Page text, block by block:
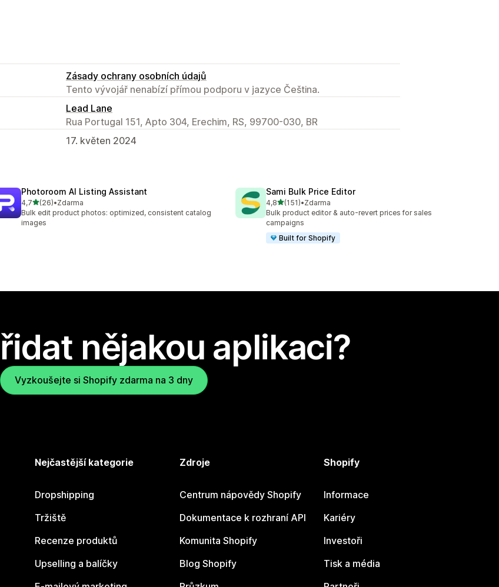
Zásady ochrany osobních údajů
Tento vývojář nenabízí přímou podporu v jazyce Čeština.
Lead Lane
Rua Portugal 151, Apto 304, Erechim, RS, 99700-030, BR
17. květen 2024
Photoroom AI Listing Assistant
4,7z 5 hvězd
(26)
Celkový počet recenzí: 26
•Zdarma
Bulk edit product photos: optimized, consistent catalog
images
Sami Bulk Price Editor
4,8z 5 hvězd
(151)
Celkový počet recenzí: 151
•Zdarma
Bulk product editor & auto-revert prices for sales
campaigns
Built for Shopify
nějakou aplikaci?
Vyzkoušejte si Shopify zdarma na 3 dny
Nejčastější kategorie
Dropshipping
Tržiště
Recenze produktů
Upselling a balíčky
Zdroje
Centrum nápovědy Shopify
Dokumentace k rozhraní API
Komunita Shopify
Blog Shopify
Shopify
Informace
Kariéry
Investoři
Tisk a média